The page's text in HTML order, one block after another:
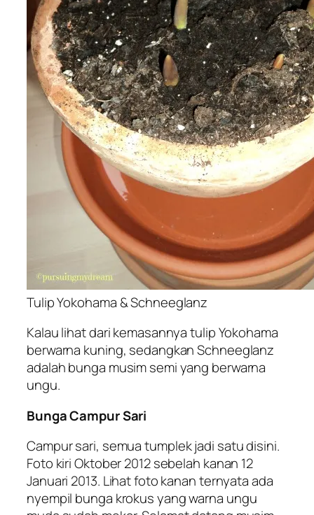
Tulip Yokohama & Schneeglanz
Kalau lihat dari kemasannya tulip Yokohama
berwarna kuning, sedangkan Schneeglanz
adalah bunga musim semi yang berwarna
ungu.
Bunga Campur Sari
Campur sari, semuatumplekjadi satu disini.
Foto kiri Oktober 2012 sebelah kanan 12
Januari 2013. Lihat foto kanan ternyata ada
nyempil bunga krokusyang warna ungu